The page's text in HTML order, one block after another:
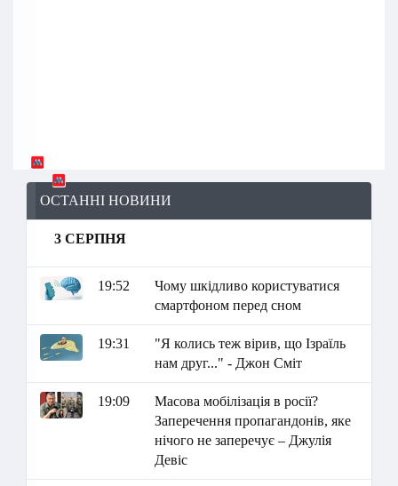
ОСТАННІ НОВИНИ
3 СЕРПНЯ
19:52
Чому шкідливо користуватися
смартфоном перед сном
19:31
"Я колись теж вірив, що Ізраїль
нам друг..." - Джон Сміт
19:09
Масова мобілізація в росії?
Заперечення пропагандонів, яке
нічого не заперечує – Джулія
Девіс